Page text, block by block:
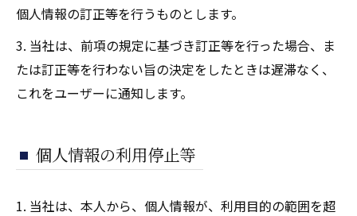
個人情報の訂正等を行うものとします。
3. 当社は、前項の規定に基づき訂正等を行った場合、ま
たは訂正等を行わない旨の決定をしたときは遅滞なく、
これをユーザーに通知します。
個人情報の利用停止等
1. 当社は、本人から、個人情報が、利用目的の範囲を超